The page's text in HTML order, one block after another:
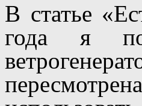
В статье
года я